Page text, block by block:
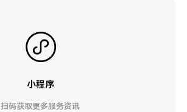
小程序
扫码获取更多服务资讯